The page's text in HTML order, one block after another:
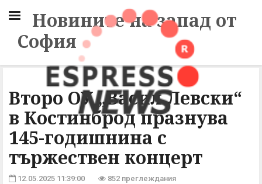
Новините на запад от
София
Второ ОУ „Васил Левски“
в Костинброд празнува
145-годишнина с
тържествен концерт
12.05.2025 11:39:00 852 преглеждания